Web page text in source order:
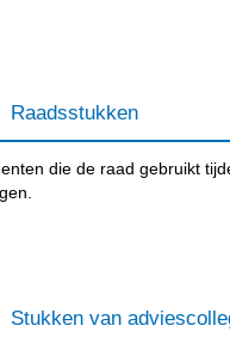
Raadsstukken
die de raad gebruikt
Stukken van